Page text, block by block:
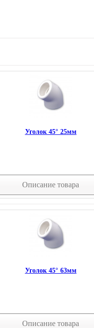
Уголок 45° 25мм
Описание товара
Уголок 45° 63мм
Описание товара